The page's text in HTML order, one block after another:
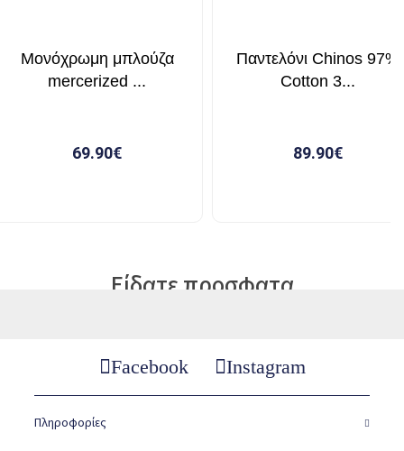
Είδατε προσφατα
Facebook Instagram
Πληροφορίες